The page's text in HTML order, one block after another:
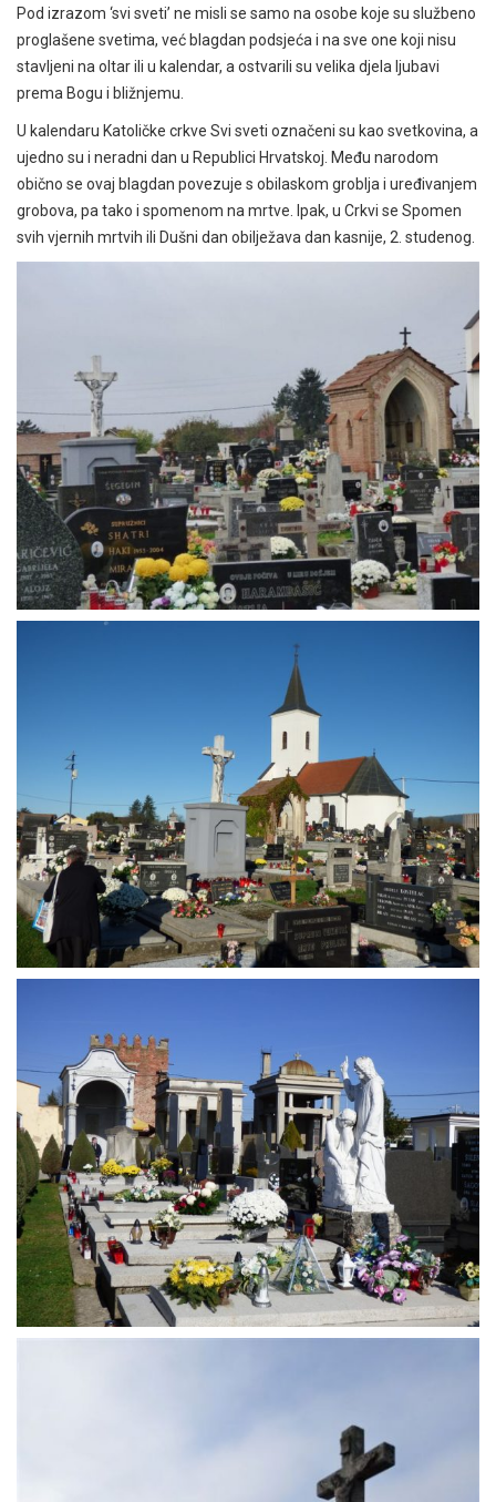
Pod izrazom ‘svi sveti’ ne misli se samo na osobe koje su službeno
proglašene svetima, već blagdan podsjeća i na sve one koji nisu
stavljeni na oltar ili u kalendar, a ostvarili su velika djela ljubavi
prema Bogu i bližnjemu.
U kalendaru Katoličke crkve Svi sveti označeni su kao svetkovina, a
ujedno su i neradni dan u Republici Hrvatskoj. Među narodom
obično se ovaj blagdan povezuje s obilaskom groblja i uređivanjem
grobova, pa tako i spomenom na mrtve. Ipak, u Crkvi se Spomen
svih vjernih mrtvih ili Dušni dan obilježava dan kasnije, 2. studenog.